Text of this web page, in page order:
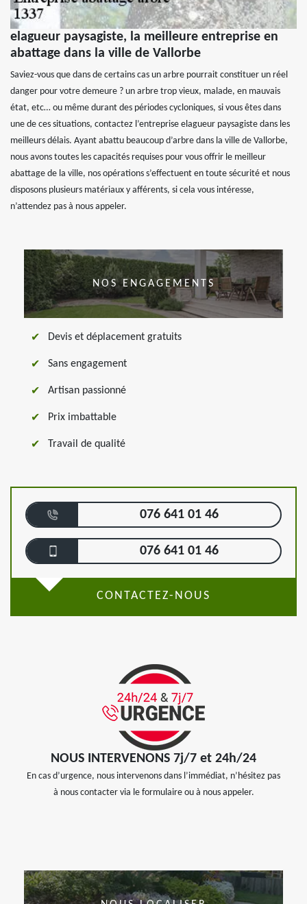
elagueur paysagiste, la meilleure entreprise en
abattage dans la ville de Vallorbe
Saviez-vous que dans de certains cas un arbre pourrait constituer un réel
danger pour votre demeure ? un arbre trop vieux, malade, en mauvais
état, etc… ou même durant des périodes cycloniques, si vous êtes dans
une de ces situations, contactez l’entreprise elagueur paysagiste dans les
meilleurs délais. Ayant abattu beaucoup d’arbre dans la ville de Vallorbe,
nous avons toutes les capacités requises pour vous offrir le meilleur
abattage de la ville, nos opérations s’effectuent en toute sécurité et nous
disposons plusieurs matériaux y afférents, si cela vous intéresse,
n’attendez pas à nous appeler.
NOS ENGAGEMENTS
Devis et déplacement gratuits
Sans engagement
Artisan passionné
Prix imbattable
Travail de qualité
076 641 01 46
076 641 01 46
CONTACTEZ-NOUS
NOUS INTERVENONS 7j/7 et 24h/24
En cas d’urgence, nous intervenons dans l’immédiat, n’hésitez pas
à nous contacter via le formulaire ou à nous appeler.